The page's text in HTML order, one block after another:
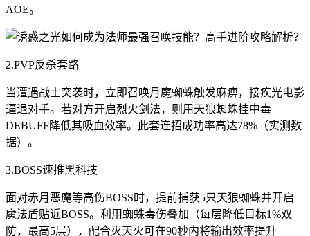
AOE。
2.PVP反杀套路
当遭遇战士突袭时，立即召唤月魔蜘蛛触发麻痹，接疾光电影
逼退对手。若对方开启烈火剑法，则用天狼蜘蛛挂中毒
DEBUFF降低其吸血效率。此套连招成功率高达78%（实测数
据）。
3.BOSS速推黑科技
面对赤月恶魔等高伤BOSS时，提前捕获5只天狼蜘蛛并开启
魔法盾贴近BOSS。利用蜘蛛毒伤叠加（每层降低目标1%双
防，最高5层），配合灭天火可在90秒内将输出效率提升